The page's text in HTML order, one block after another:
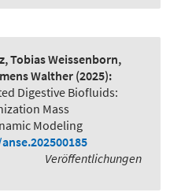
Tobias Weissenborn,
Walther(2025):
Digestive Biofluids:
Mass
Modeling
Veröffentlichungen